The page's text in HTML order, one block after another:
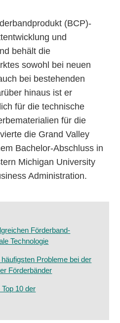
(BCP)-
und
behält die
sowohl bei neuen
bei bestehenden
hinaus ist er
für die technische
für die
die Grand Valley
Bachelor-Abschluss in
Michigan University
Administration.
Förderband-
Technologie
Probleme bei der
Förderbänder
10 der